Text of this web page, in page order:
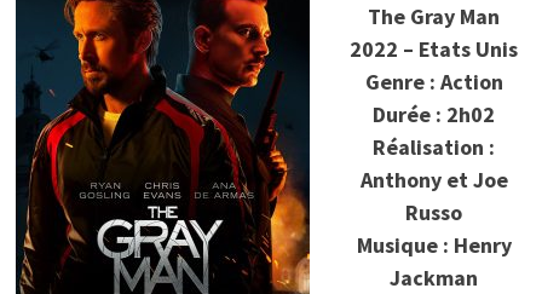
The Gray Man
2022 – Etats Unis
Genre : Action
Durée : 2h02
Réalisation :
Anthony et Joe
Russo
Musique : Henry
Jackman